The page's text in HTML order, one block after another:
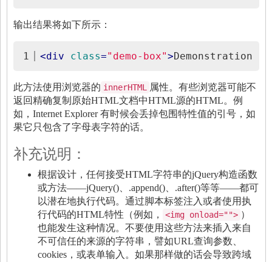
输出结果将如下所示：
1 <div class="demo-box">Demonstration
此方法使用浏览器的 innerHTML
属性。有些浏览器可能不
返回精确复制原始HTML文档中HTML源的HTML。例
如，Internet Explorer 有时候会丢掉包围特性值的引号，如
果它只包含了字母表字符的话。
补充说明：
根据设计，任何接受HTML字符串的jQuery构造函数
或方法——jQuery() .append() .after()等等——都可
以潜在地执行代码。通过脚本标签注入或者使用执
行代码的HTML特性（例如，
<img onload=""> ）
也能发生这种情况。不要使用这些方法来插入来自
不可信任的来源的字符串，譬如URL查询参数、
cookies，或表单输入。如果那样做的话会导致跨域